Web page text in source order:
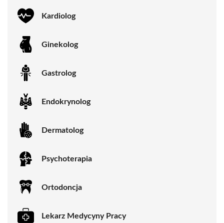
Kardiolog
Ginekolog
Gastrolog
Endokrynolog
Dermatolog
Psychoterapia
Ortodoncja
Lekarz Medycyny Pracy